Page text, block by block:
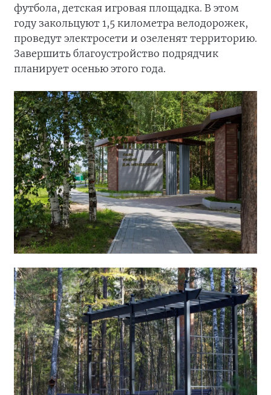
футбола, детская игровая площадка. В этом
году закольцуют 1,5 километра велодорожек,
проведут электросети и озеленят территорию.
Завершить благоустройство подрядчик
планирует осенью этого года.